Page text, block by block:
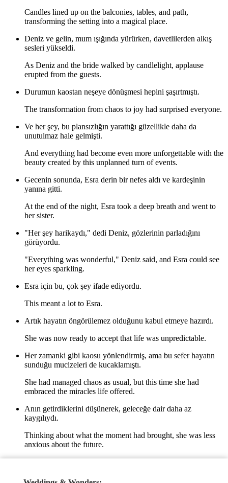
Candles lined up on the balconies, tables, and path,
transforming the setting into a magical place.
Deniz ve gelin, mum ışığında yürürken, davetlilerden alkış
sesleri yükseldi.
As Deniz and the bride walked by candlelight, applause
erupted from the guests.
Durumun kaostan neşeye dönüşmesi hepini şaşırtmıştı.
The transformation from chaos to joy had surprised everyone.
Ve her şey, bu plansızlığın yarattığı güzellikle daha da
unutulmaz hale gelmişti.
And everything had become even more unforgettable with the
beauty created by this unplanned turn of events.
Gecenin sonunda, Esra derin bir nefes aldı ve kardeşinin
yanına gitti.
At the end of the night, Esra took a deep breath and went to
her sister.
"Her şey harikaydı," dedi Deniz, gözlerinin parladığını
görüyordu.
"Everything was wonderful," Deniz said, and Esra could see
her eyes sparkling.
Esra için bu, çok şey ifade ediyordu.
This meant a lot to Esra.
Artık hayatın öngörülemez olduğunu kabul etmeye hazırdı.
She was now ready to accept that life was unpredictable.
Her zamanki gibi kaosu yönlendirmiş, ama bu sefer hayatın
sunduğu mucizeleri de kucaklamıştı.
She had managed chaos as usual, but this time she had
embraced the miracles life offered.
Anın getirdiklerini düşünerek, geleceğe dair daha az
kaygılıydı.
Thinking about what the moment had brought, she was less
anxious about the future.